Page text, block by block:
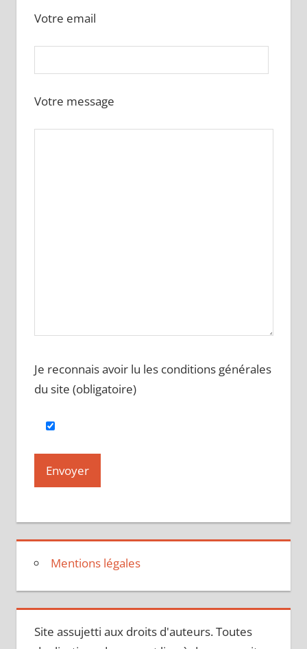
Votre email
Votre message
Je reconnais avoir lu les conditions générales
du site (obligatoire)
Mentions légales
Site assujetti aux droits d'auteurs. Toutes